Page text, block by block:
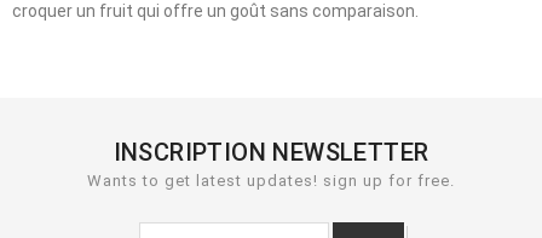
croquer un fruit qui offre un goût sans comparaison.
INSCRIPTION NEWSLETTER
Wants to get latest updates! sign up for free.